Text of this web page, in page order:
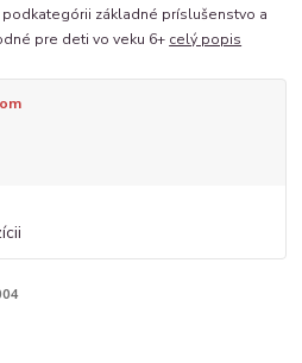
základné príslušenstvo a
pre deti vo veku 6+ celý popis